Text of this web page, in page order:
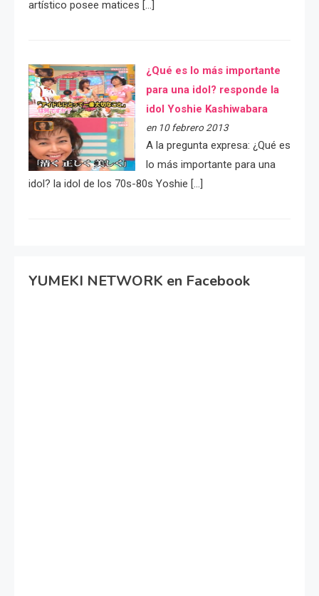
artístico posee matices […]
¿Qué es lo más importante
para una idol? responde la
idol Yoshie Kashiwabara
en 10 febrero 2013
A la pregunta expresa: ¿Qué es
lo más importante para una
idol? la idol de los 70s-80s Yoshie […]
YUMEKI NETWORK en Facebook